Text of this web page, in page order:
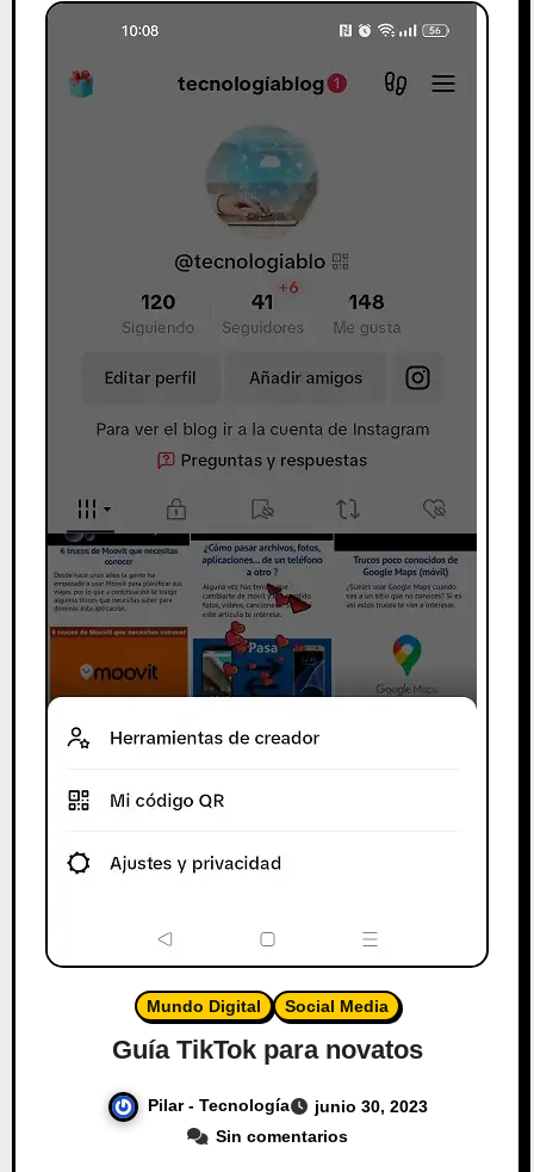
Mundo Digital Social Media
Guía TikTok para novatos
Pilar - Tecnología
junio 30, 2023
Sin comentarios